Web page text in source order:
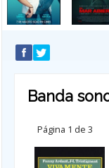
Banda
Página 1 de 3